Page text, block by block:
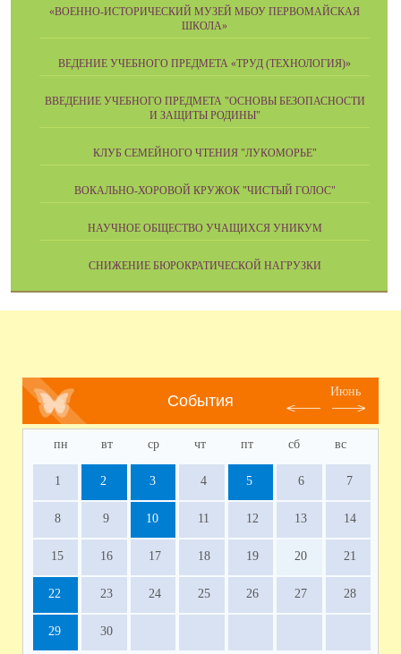
«ВОЕННО-ИСТОРИЧЕСКИЙ МУЗЕЙ МБОУ ПЕРВОМАЙСКАЯ
ШКОЛА»
ВЕДЕНИЕ УЧЕБНОГО ПРЕДМЕТА «ТРУД (ТЕХНОЛОГИЯ)»
ВВЕДЕНИЕ УЧЕБНОГО ПРЕДМЕТА "ОСНОВЫ БЕЗОПАСНОСТИ
И ЗАЩИТЫ РОДИНЫ"
КЛУБ СЕМЕЙНОГО ЧТЕНИЯ "ЛУКОМОРЬЕ"
ВОКАЛЬНО-ХОРОВОЙ КРУЖОК "ЧИСТЫЙ ГОЛОС"
НАУЧНОЕ ОБЩЕСТВО УЧАЩИХСЯ УНИКУМ
СНИЖЕНИЕ БЮРОКРАТИЧЕСКОЙ НАГРУЗКИ
События
Июнь
пн вт ср чт пт сб вс
1 2 3 4 5 6 7
8 9 10 11 12 13 14
15 16 17 18 19 20 21
22 23 24 25 26 27 28
29 30